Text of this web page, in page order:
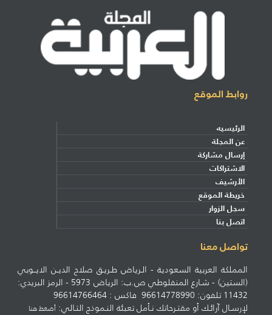
روابط الموقع
الرئيسيه
عن المجلة
إرسال مشاركة
الاشتراكات
الأرشيف
خريطة الموقع
سجل الزوار
اتصل بنا
تواصل معنا
المملكة العربية السعودية - الـرياض طـريـق صلاح الديـن الايــوبي
(الستين) - شـارع المنفلوطي ص.ب: الرياض 5973 - الرمز البريدي:
11432 تلفون: 96614778990 فاكس : 96614766464
لإرسـال آرائـك أو مقتـرحاتك نـأمل تعبئة النـموذج التـالي:أضغط هنا